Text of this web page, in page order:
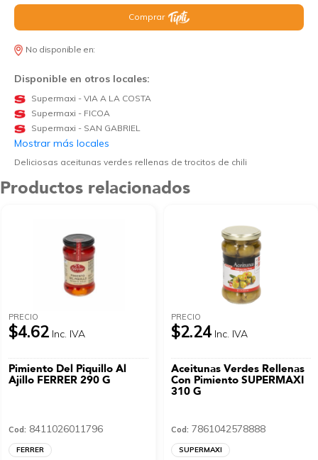
Comprar
No disponible en:
Disponible en otros locales:
Supermaxi - VIA A LA COSTA
Supermaxi - FICOA
Supermaxi - SAN GABRIEL
Mostrar más locales
Deliciosas aceitunas verdes rellenas de trocitos de chili
Productos relacionados
PRECIO
$4.62 Inc. IVA
Pimiento Del Piquillo Al
Ajillo FERRER 290 G
Cod: 8411026011796
FERRER
PRECIO
$2.24 Inc. IVA
Aceitunas Verdes Rellenas
Con Pimiento SUPERMAXI
310 G
Cod: 7861042578888
SUPERMAXI